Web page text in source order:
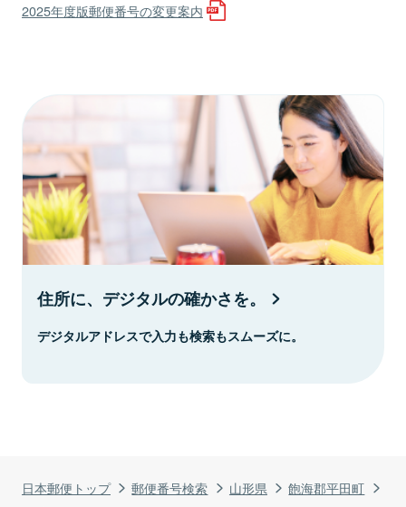
日本郵便トップ 郵便番号検索 山形県
飽海郡平田町
2025年度版郵便番号の変更案内
住所に、デジタルの確かさを。
デジタルアドレスで入力も検索もスムーズに。